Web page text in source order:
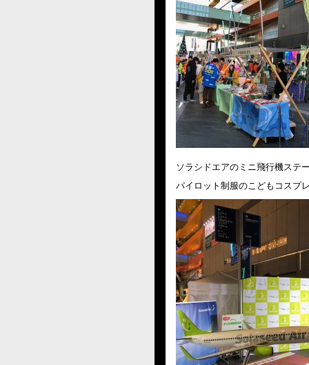
ソラシドエアのミニ飛行機ステ
パイロット制服のこどもコスプ